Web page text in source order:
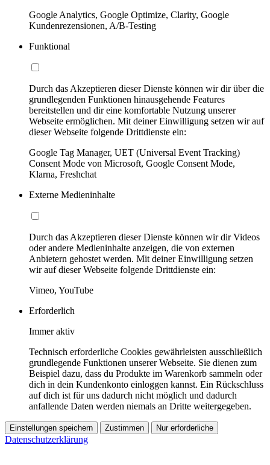
Google Analytics, Google Optimize, Clarity, Google
Kundenrezensionen, A/B-Testing
Funktional
Durch das Akzeptieren dieser Dienste können wir dir über die
grundlegenden Funktionen hinausgehende Features
bereitstellen und dir eine komfortable Nutzung unserer
Webseite ermöglichen. Mit deiner Einwilligung setzen wir auf
dieser Webseite folgende Drittdienste ein:
Google Tag Manager, UET (Universal Event Tracking)
Consent Mode von Microsoft, Google Consent Mode,
Klarna, Freshchat
Externe Medieninhalte
Durch das Akzeptieren dieser Dienste können wir dir Videos
oder andere Medieninhalte anzeigen, die von externen
Anbietern gehostet werden. Mit deiner Einwilligung setzen
wir auf dieser Webseite folgende Drittdienste ein:
Vimeo, YouTube
Erforderlich
Immer aktiv
Technisch erforderliche Cookies gewährleisten ausschließlich
grundlegende Funktionen unserer Webseite. Sie dienen zum
Beispiel dazu, dass du Produkte im Warenkorb sammeln oder
dich in dein Kundenkonto einloggen kannst. Ein Rückschluss
auf dich ist für uns dadurch nicht möglich und dadurch
anfallende Daten werden niemals an Dritte weitergegeben.
Einstellungen speichern Zustimmen Nur erforderliche
Datenschutzerklärung